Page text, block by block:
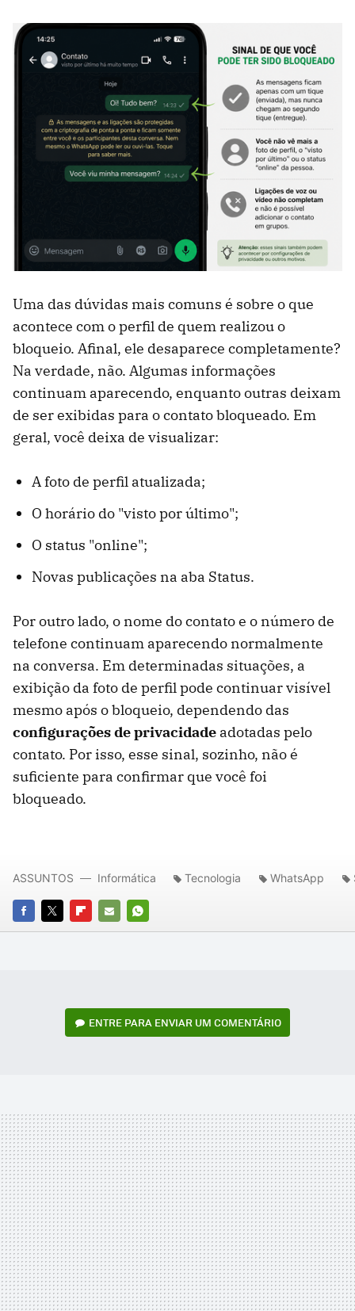
Uma das dúvidas mais comuns é sobre o que
acontece com o perfil de quem realizou o
bloqueio. Afinal, ele desaparece completamente?
Na verdade, não. Algumas informações
continuam aparecendo, enquanto outras deixam
de ser exibidas para o contato bloqueado. Em
geral, você deixa de visualizar:
A foto de perfil atualizada;
O horário do "visto por último";
O status "online";
Novas publicações na aba Status.
Por outro lado, o nome do contato e o número de
telefone continuam aparecendo normalmente
na conversa. Em determinadas situações, a
exibição da foto de perfil pode continuar visível
mesmo após o bloqueio, dependendo das
configurações de privacidade adotadas pelo
contato. Por isso, esse sinal, sozinho, não é
suficiente para confirmar que você foi
bloqueado.
FACEBOOK
TWITTERFLIPBOARD
E-
WHATSAPP
ASSUNTOS Informática Tecnologia WhatsApp
ENTRE PARA ENVIAR UM COMENTÁRIO